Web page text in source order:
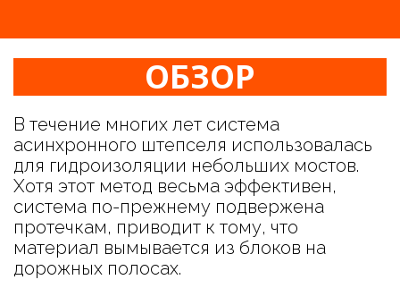
ОБЗОР
В течение многих лет система
асинхронного штепселя использовалась
для гидроизоляции небольших мостов.
Хотя этот метод весьма эффективен,
система по-прежнему подвержена
протечкам, приводит к тому, что
материал вымывается из блоков на
дорожных полосах.